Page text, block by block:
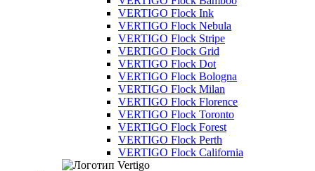
VERTIGO Flock Ink
VERTIGO Flock Nebula
VERTIGO Flock Stripe
VERTIGO Flock Grid
VERTIGO Flock Dot
VERTIGO Flock Bologna
VERTIGO Flock Milan
VERTIGO Flock Florence
VERTIGO Flock Toronto
VERTIGO Flock Forest
VERTIGO Flock Perth
VERTIGO Flock California